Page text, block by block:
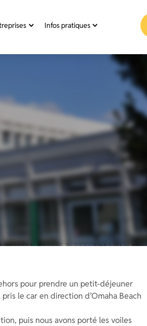
Infos pratiques
pour prendre un petit-déjeuner
le car en direction d’Omaha Beach
puis nous avons porté les voiles